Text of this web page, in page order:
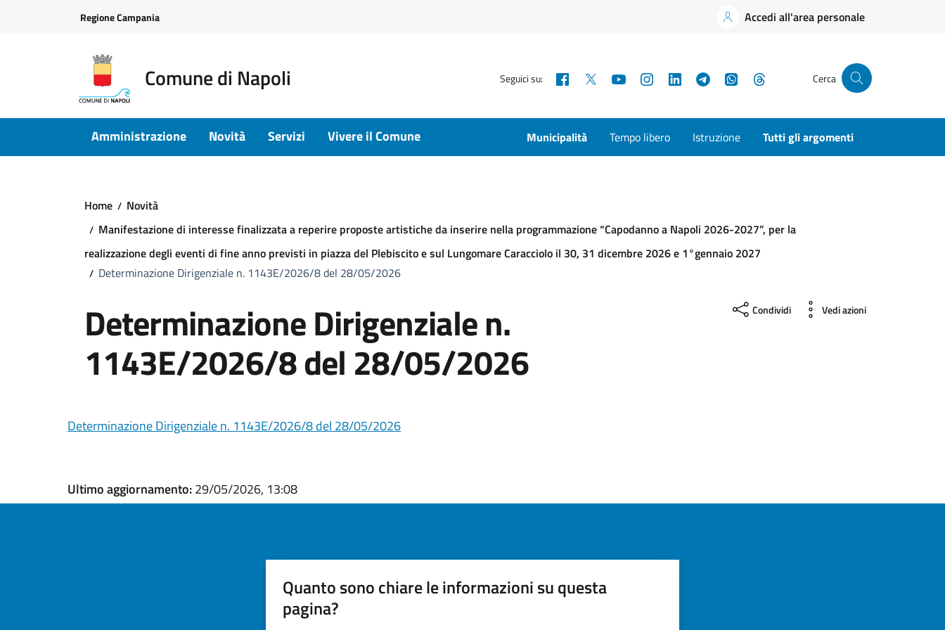
Regione Campania Accedi all'area personale
Comune di Napoli Seguici su: Facebook YouTubeInstagramLinkedInTelegramWhatsApp Cerca
Amministrazione Novità Servizi Vivere il Comune Municipalità Tempo libero Istruzione Tutti gli argomenti
Home
Novità
Manifestazione di interesse finalizzata a reperire proposte artistiche da inserire nella programmazione “Capodanno a Napoli 2026-2027”, per la
realizzazione degli eventi di fine anno previsti in piazza del Plebiscito e sul Lungomare Caracciolo il 30, 31 dicembre 2026 e 1°gennaio 2027
Determinazione Dirigenziale n. 1143E/2026/8 del 28/05/2026
Determinazione Dirigenziale n.
1143E/2026/8 del 28/05/2026
Condividi Vedi azioni
Determinazione Dirigenziale n. 1143E/2026/8 del 28/05/2026
Ultimo aggiornamento:29/05/2026, 13:08
Quanto sono chiare le informazioni su questa
pagina?